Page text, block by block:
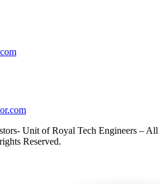
Unit of Royal Tech Engineers – All
rights Reserved.